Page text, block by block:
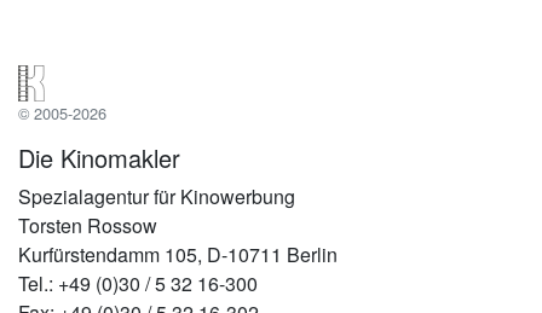
© 2005-2026
Die Kinomakler
Spezialagentur für Kinowerbung
Torsten Rossow
Kurfürstendamm 105, D-10711 Berlin
Tel.: +49 (0)30 / 5 32 16-300